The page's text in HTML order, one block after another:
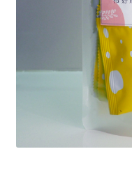
我的帳號
結帳頁面